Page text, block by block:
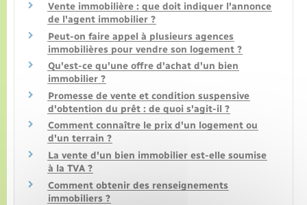
Vente immobilière : que doit indiquer l'annonce
de l'agent immobilier ?
Peut-on faire appel à plusieurs agences
immobilières pour vendre son logement ?
Qu'est-ce qu'une offre d'achat d'un bien
immobilier ?
Promesse de vente et condition suspensive
d'obtention du prêt : de quoi s'agit-il ?
Comment connaître le prix d'un logement ou
d'un terrain ?
La vente d'un bien immobilier est-elle soumise
à la TVA ?
Comment obtenir des renseignements
immobiliers ?